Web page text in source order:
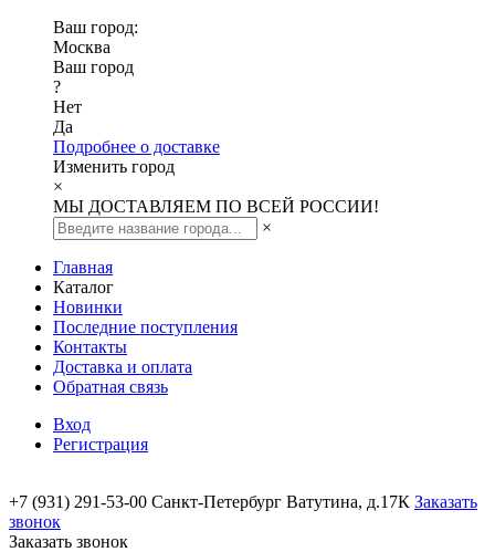
Ваш город:
Москва
Ваш город
?
Нет
Да
Подробнее о доставке
Изменить город
×
МЫ ДОСТАВЛЯЕМ ПО ВСЕЙ РОССИИ!
×
Главная
Каталог
Новинки
Последние поступления
Контакты
Доставка и оплата
Обратная связь
Вход
Регистрация
+7 (931) 291-53-00 Санкт-Петербург Ватутина, д.17К Заказать
звонок
Заказать звонок